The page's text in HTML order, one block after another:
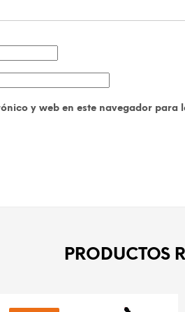
y web en este navegador para
PRODUCTOS